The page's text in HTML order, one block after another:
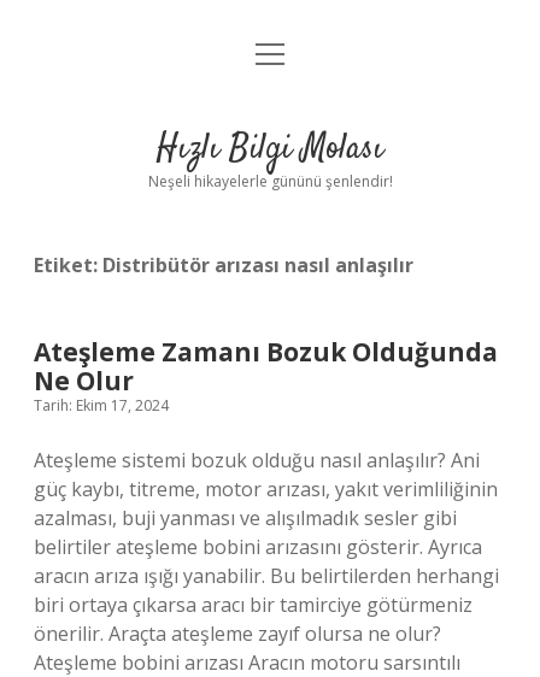
Anasayfa
Yasal Uyarı
menüyü
Hızlı Bilgi Molası
Neşeli hikayelerle gününü şenlendir!
Etiket: Distribütör arızası nasıl anlaşılır
Ateşleme Zamanı Bozuk Olduğunda
Ne Olur
Tarih: Ekim 17, 2024
Ateşleme sistemi bozuk olduğu nasıl anlaşılır? Ani
güç kaybı, titreme, motor arızası, yakıt verimliliğinin
azalması, buji yanması ve alışılmadık sesler gibi
belirtiler ateşleme bobini arızasını gösterir. Ayrıca
aracın arıza ışığı yanabilir. Bu belirtilerden herhangi
biri ortaya çıkarsa aracı bir tamirciye götürmeniz
önerilir. Araçta ateşleme zayıf olursa ne olur?
Ateşleme bobini arızası Aracın motoru sarsıntılı